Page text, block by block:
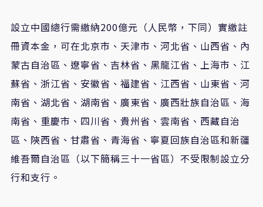
設立中國總行需繳納200億元（人民幣，下同）實繳註
冊資本金，可在北京市、天津市、河北省、山西省、內
蒙古自治區、遼寧省、吉林省、黑龍江省、上海市、江
蘇省、浙江省、安徽省、福建省、江西省、山東省、河
南省、湖北省、湖南省、廣東省、廣西壯族自治區、海
南省、重慶市、四川省、貴州省、雲南省、西藏自治
區、陝西省、甘肅省、青海省、寧夏回族自治區和新疆
維吾爾自治區（以下簡稱三十一省區）不受限制設立分
行和支行。